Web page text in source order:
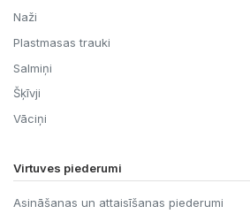
Naži
Plastmasas trauki
Salmiņi
Šķīvji
Vāciņi
Virtuves piederumi
Asināšanas un attaisīšanas piederumi